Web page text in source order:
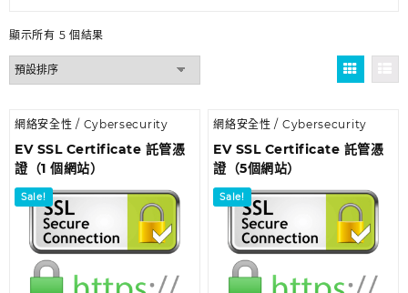
顯示所有 5 個結果
網絡安全性 / Cybersecurity
EV SSL Certificate 託管憑
證（1 個網站）
Sale!
網絡安全性 / Cybersecurity
EV SSL Certificate 託管憑
證（5個網站）
Sale!